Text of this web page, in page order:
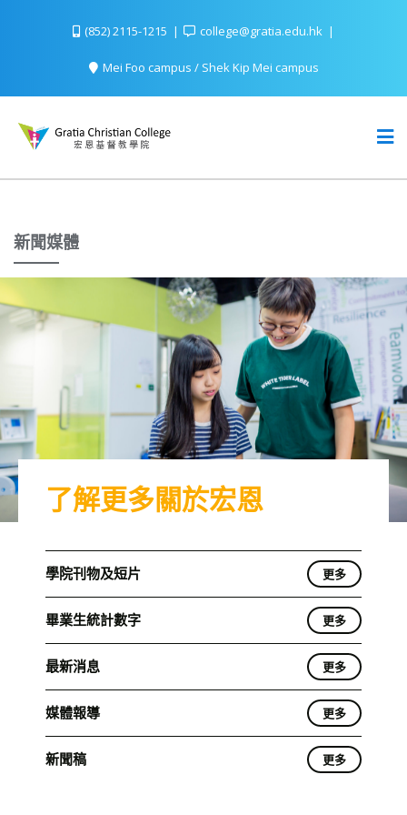
(852) 2115-1215 college@gratia.edu.hk
Mei Foo campus / Shek Kip Mei campus
新聞媒體
了解更多關於宏恩
學院刊物及短片 更多
畢業生統計數字 更多
最新消息 更多
媒體報導 更多
新聞稿 更多